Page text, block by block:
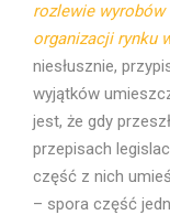
rozlewie
organizacji rynku
niesłusznie,
wyjątków
jest, że gdy
przepisach
część z nich
– spora część